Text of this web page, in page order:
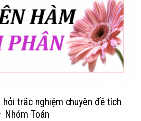
hỏi trắc nghiệm chuyên đề tích
Nhóm Toán